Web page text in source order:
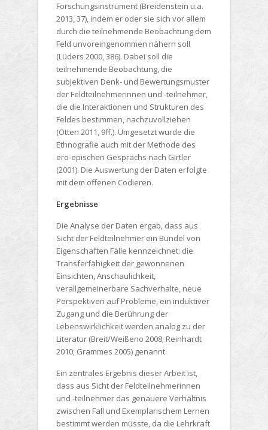
Forschungsinstrument (Breidenstein u.a.
2013, 37), indem er oder sie sich vor allem
durch die teilnehmende Beobachtung dem
Feld unvoreingenommen nähern soll
(Lüders 2000, 386). Dabei soll die
teilnehmende Beobachtung, die
subjektiven Denk- und Bewertungsmuster
der Feldteilnehmerinnen und -teilnehmer,
die die Interaktionen und Strukturen des
Feldes bestimmen, nachzuvollziehen
(Otten 2011, 9ff.). Umgesetzt wurde die
Ethnografie auch mit der Methode des
ero-epischen Gesprächs nach Girtler
(2001). Die Auswertung der Daten erfolgte
mit dem offenen Codieren.
Ergebnisse
Die Analyse der Daten ergab, dass aus
Sicht der Feldteilnehmer ein Bündel von
Eigenschaften Fälle kennzeichnet: die
Transferfähigkeit der gewonnenen
Einsichten, Anschaulichkeit,
verallgemeinerbare Sachverhalte, neue
Perspektiven auf Probleme, ein induktiver
Zugang und die Berührung der
Lebenswirklichkeit werden analog zu der
Literatur (Breit/Weißeno 2008; Reinhardt
2010; Grammes 2005) genannt.
Ein zentrales Ergebnis dieser Arbeit ist,
dass aus Sicht der Feldteilnehmerinnen
und -teilnehmer das genauere Verhältnis
zwischen Fall und Exemplarischem Lernen
bestimmt werden müsste, da die Lehrkraft